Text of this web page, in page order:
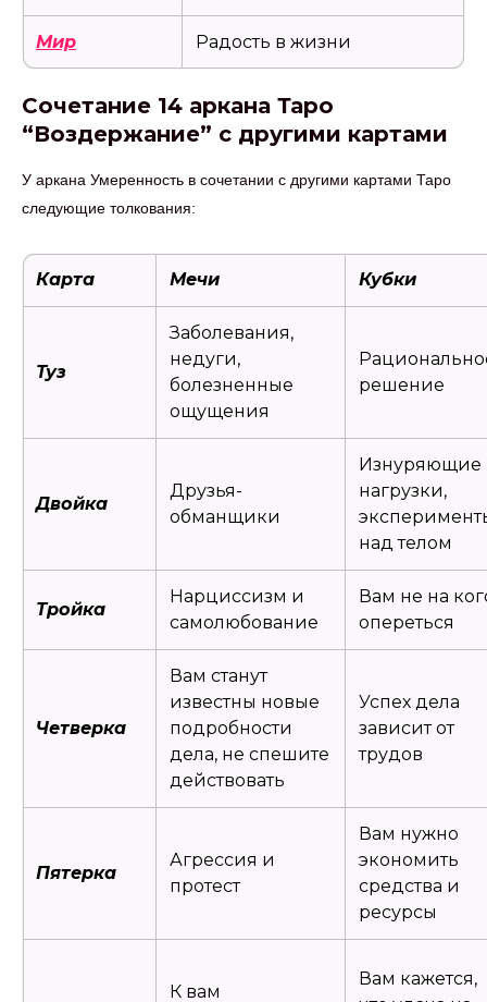
Мир Радость в жизни
Сочетание 14 аркана Таро
“Воздержание” с другими картами
У аркана Умеренность в сочетании с другими картами Таро
следующие толкования:
Карта Мечи Кубки
Туз
Заболевания,
недуги,
болезненные
ощущения
решение
Двойка
Друзья-
обманщики
Изнуряющие
нагрузки,
над телом
Тройка
Нарциссизм и
самолюбование
Вам не на
опереться
Четверка
Вам станут
известны новые
подробности
дела, не спешите
действовать
Успех дела
зависит от
трудов
Пятерка
Агрессия и
протест
Вам нужно
экономить
средства и
ресурсы
К вам
Вам кажется,